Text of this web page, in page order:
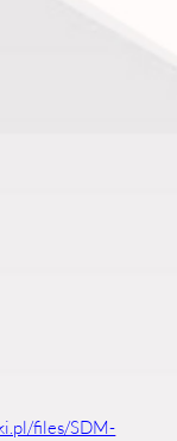
files/SDM-